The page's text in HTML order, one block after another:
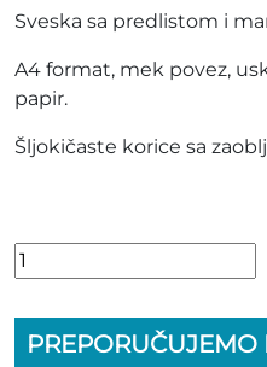
Sveska sa predlistom i
A4 format, mek povez,
papir.
Šljokičaste korice sa
PREPORUČUJEMO